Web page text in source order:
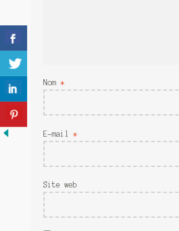
Sans retour
Sauver ou périr
Une baffe et ça repart
Nom *
E-mail *
Site web